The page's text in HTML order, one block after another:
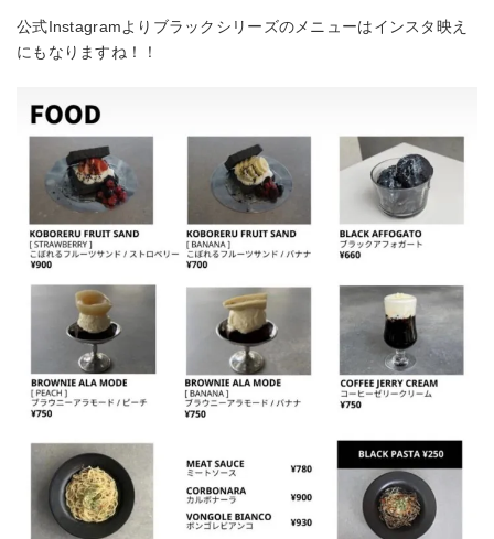
公式Instagramよりブラックシリーズのメニューはインスタ映え
にもなりますね！！